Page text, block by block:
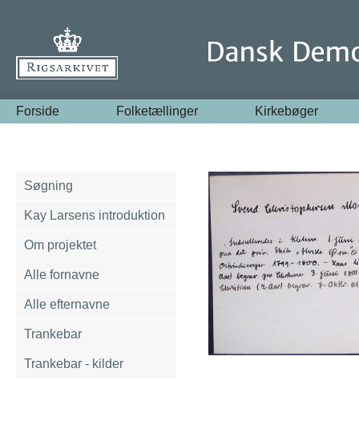
Forside Folketællinger Kirkebøger
Søgning
Kay Larsens introduktion
Om projektet
Alle fornavne
Alle efternavne
Trankebar
Trankebar - kilder